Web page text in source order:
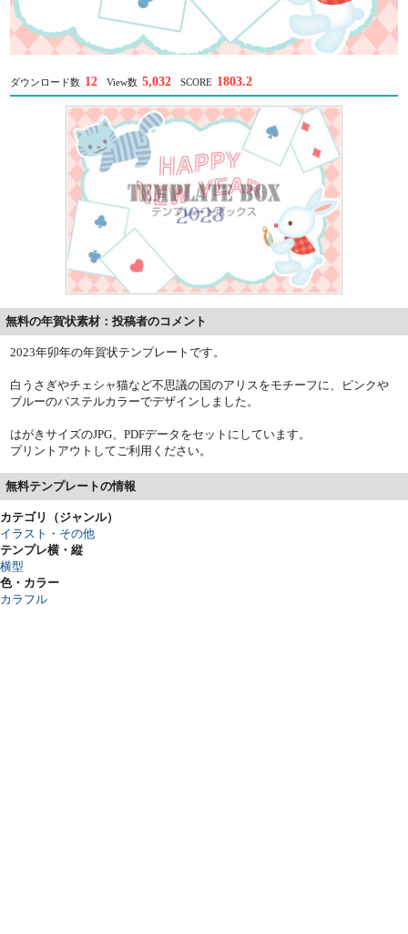
ダウンロード数 12 View数 5,032 SCORE 1803.2
無料の年賀状素材：投稿者のコメント
2023年卯年の年賀状テンプレートです。
白うさぎやチェシャ猫など不思議の国のアリスをモチーフに、ピンクや
ブルーのパステルカラーでデザインしました。
はがきサイズのJPG、PDFデータをセットにしています。
プリントアウトしてご利用ください。
無料テンプレートの情報
カテゴリ（ジャンル）
イラスト・その他
テンプレ横・縦
横型
色・カラー
カラフル